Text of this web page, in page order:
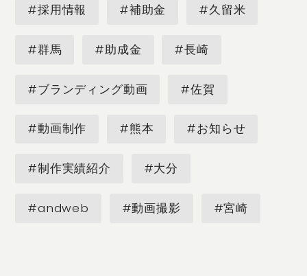
#採用情報 #補助金 #久留米
#群馬 #助成金 #長崎
#ブランディング動画 #佐賀
#動画制作 #熊本 #お知らせ
#制作実績紹介 #大分
#andweb #動画撮影 #宮崎